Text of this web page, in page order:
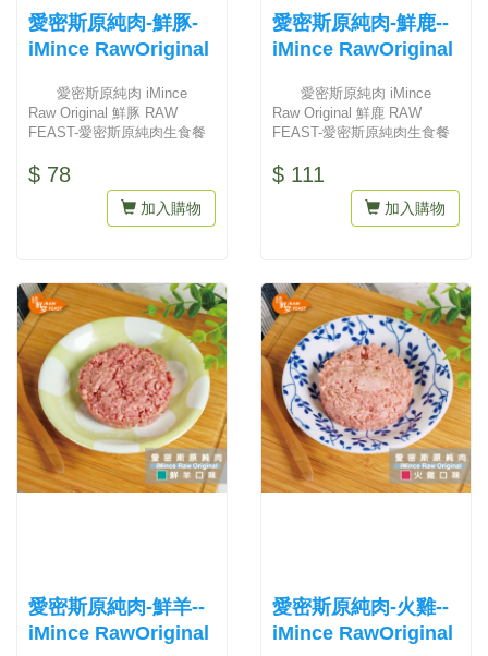
愛密斯原純肉-鮮豚-
iMince RawOriginal
愛密斯原純肉 iMince
Raw Original 鮮豚 RAW
FEAST-愛密斯原純肉生食餐
$ 78
加入購物
愛密斯原純肉-鮮鹿--
iMince RawOriginal
愛密斯原純肉 iMince
Raw Original 鮮鹿 RAW
FEAST-愛密斯原純肉生食餐
$ 111
加入購物
愛密斯原純肉-鮮羊--
iMince RawOriginal
愛密斯原純肉-火雞--
iMince RawOriginal